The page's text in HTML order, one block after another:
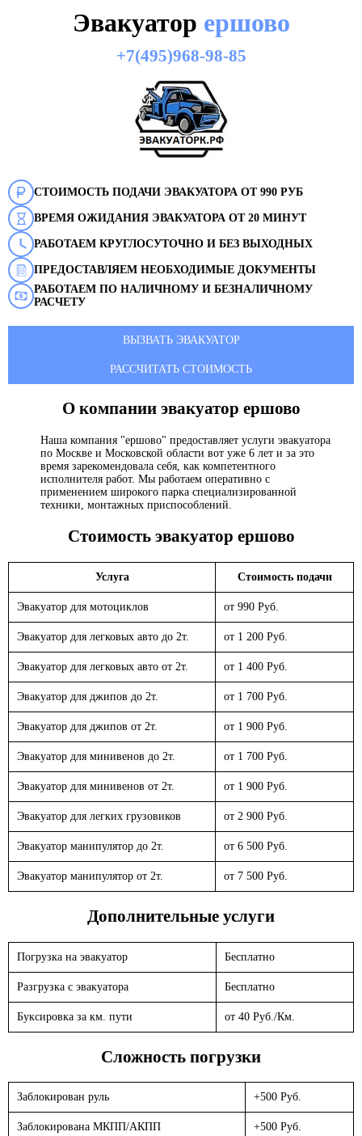
Эвакуатор ершово
+7(495)968-98-85
СТОИМОСТЬ ПОДАЧИ ЭВАКУАТОРА ОТ 990 РУБ
ВРЕМЯ ОЖИДАНИЯ ЭВАКУАТОРА ОТ 20 МИНУТ
РАБОТАЕМ КРУГЛОСУТОЧНО И БЕЗ ВЫХОДНЫХ
ПРЕДОСТАВЛЯЕМ НЕОБХОДИМЫЕ ДОКУМЕНТЫ
РАБОТАЕМ ПО НАЛИЧНОМУ И БЕЗНАЛИЧНОМУ
РАСЧЕТУ
ВЫЗВАТЬ ЭВАКУАТОР
РАССЧИТАТЬ СТОИМОСТЬ
О компании эвакуатор ершово
Наша компания "ершово" предоставляет услуги эвакуатора
по Москве и Московской области вот уже 6 лет и за это
время зарекомендовала себя, как компетентного
исполнителя работ. Мы работаем оперативно с
применением широкого парка специализированной
техники, монтажных приспособлений.
Стоимость эвакуатор ершово
Услуга Стоимость подачи
Эвакуатор для мотоциклов от 990 Руб.
Эвакуатор для легковых авто до 2т. от 1 200 Руб.
Эвакуатор для легковых авто от 2т. от 1 400 Руб.
Эвакуатор для джипов до 2т. от 1 700 Руб.
Эвакуатор для джипов от 2т. от 1 900 Руб.
Эвакуатор для минивенов до 2т. от 1 700 Руб.
Эвакуатор для минивенов от 2т. от 1 900 Руб.
Эвакуатор для легких грузовиков от 2 900 Руб.
Эвакуатор манипулятор до 2т. от 6 500 Руб.
Эвакуатор манипулятор от 2т. от 7 500 Руб.
Дополнительные услуги
Погрузка на эвакуатор Бесплатно
Разгрузка с эвакуатора Бесплатно
Буксировка за км. пути от 40 Руб./Км.
Сложность погрузки
Заблокирован руль +500 Руб.
Заблокирована МКПП/АКПП +500 Руб.